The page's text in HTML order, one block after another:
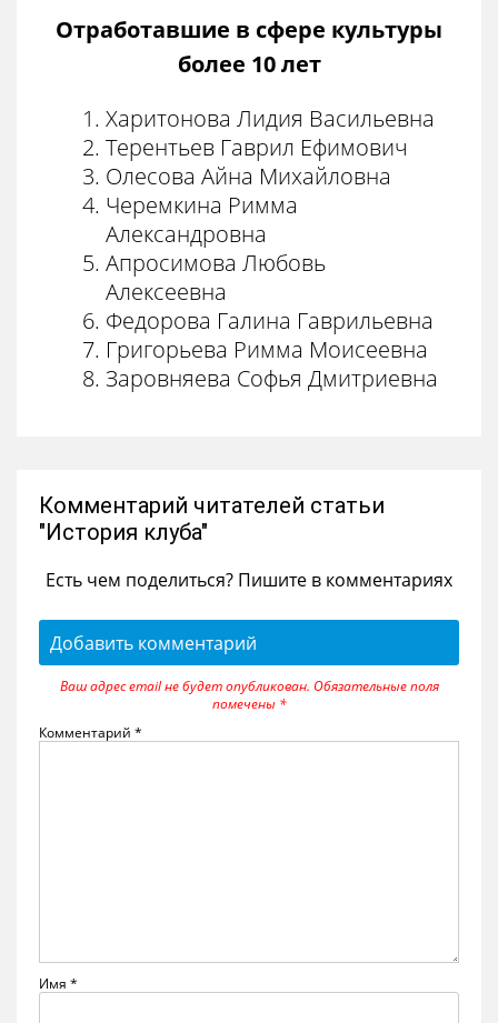
Отработавшие в сфере культуры
более 10 лет
Харитонова Лидия Васильевна
Терентьев Гаврил Ефимович
Олесова Айна Михайловна
Черемкина Римма
Александровна
Апросимова Любовь
Алексеевна
Федорова Галина Гаврильевна
Григорьева Римма Моисеевна
Заровняева Софья Дмитриевна
Комментарий читателей статьи
"История клуба"
Есть чем поделиться? Пишите в комментариях
Добавить комментарий
Ваш адрес email не будет опубликован. Обязательные поля
помечены *
Комментарий *
Имя *